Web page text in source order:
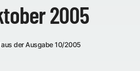
2005
der Ausgabe 10/2005